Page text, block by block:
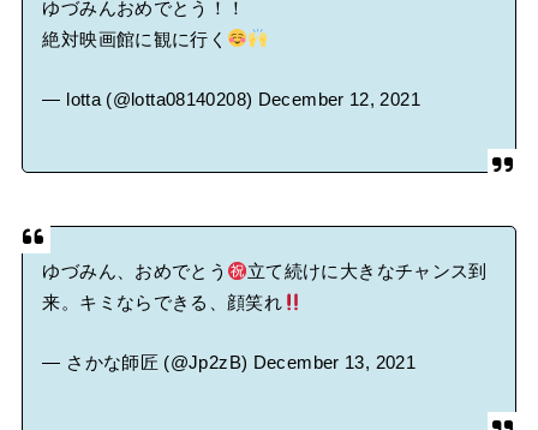
ゆづみんおめでとう！！
絶対映画館に観に行く
— lotta (@lotta08140208) December 12, 2021
ゆづみん、おめでとう
立て続けに大きなチャンス到
来。キミならできる、顔笑れ
— さかな師匠 (@Jp2zB) December 13, 2021